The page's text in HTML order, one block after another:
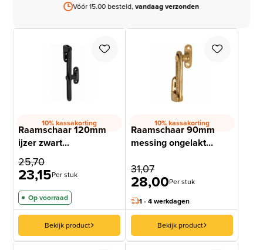
Vóór 15.00 besteld,vandaag verzonden
10% kassakorting
Raamschaar 120mm
ijzer zwart...
25,70
23,15Per stuk
Op voorraad
Bekijk product
10% kassakorting
Raamschaar 90mm
messing ongelakt...
31,07
28,00Per stuk
1 - 4 werkdagen
Bekijk product